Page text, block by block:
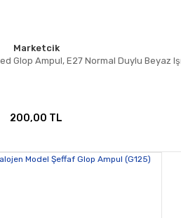
Marketcik
Glop Ampul, E27 Normal Duylu Beyaz
200,00 TL